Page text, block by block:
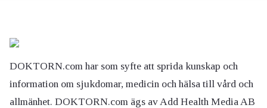
DOKTORN.com har som syfte att sprida kunskap och
information om sjukdomar, medicin och hälsa till vård och
allmänhet. DOKTORN.com ägs av Add Health Media AB